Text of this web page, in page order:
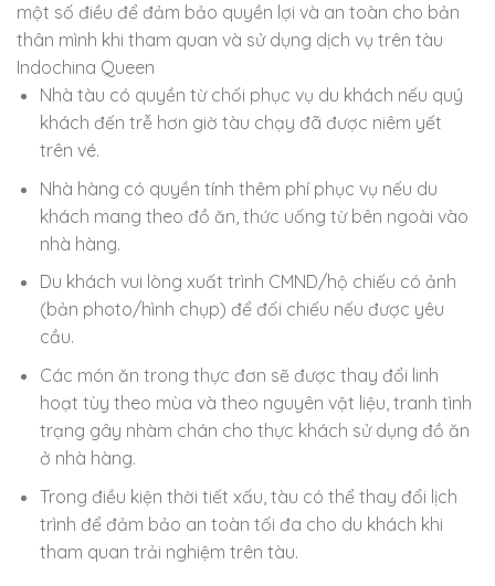
một số điều để đảm bảo quyền lợi và an toàn cho bản
thân mình khi tham quan và sử dụng dịch vụ trên tàu
Indochina Queen
Nhà tàu có quyền từ chối phục vụ du khách nếu quý
khách đến trễ hơn giờ tàu chạy đã được niêm yết
trên vé.
Nhà hàng có quyền tính thêm phí phục vụ nếu du
khách mang theo đồ ăn, thức uống từ bên ngoài vào
nhà hàng.
Du khách vui lòng xuất trình CMND/hộ chiếu có ảnh
(bản photo/hình chụp) để đối chiếu nếu được yêu
cầu.
Các món ăn trong thực đơn sẽ được thay đổi linh
hoạt tùy theo mùa và theo nguyên vật liệu, tranh tình
trạng gây nhàm chán cho thực khách sử dụng đồ ăn
ở nhà hàng.
Trong điều kiện thời tiết xấu, tàu có thể thay đổi lịch
trình để đảm bảo an toàn tối đa cho du khách khi
tham quan trải nghiệm trên tàu.